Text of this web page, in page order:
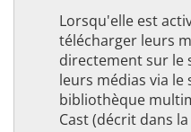
Lorsqu'elle est
télécharger leurs
directement sur le
leurs médias via
bibliothèque
Cast (décrit dans